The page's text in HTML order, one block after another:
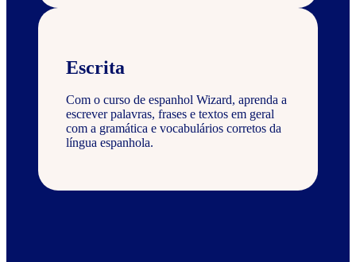
Escrita
Com o curso de espanhol Wizard, aprenda a
escrever palavras, frases e textos em geral
com a gramática e vocabulários corretos da
língua espanhola.